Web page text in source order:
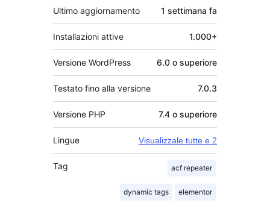
Ultimo aggiornamento 1 settimana fa
Installazioni attive 1.000+
Versione WordPress 6.0 o superiore
Testato fino alla versione 7.0.3
Versione PHP 7.4 o superiore
Lingue Visualizzale tutte e 2
Tag acf repeater
dynamic tags elementor